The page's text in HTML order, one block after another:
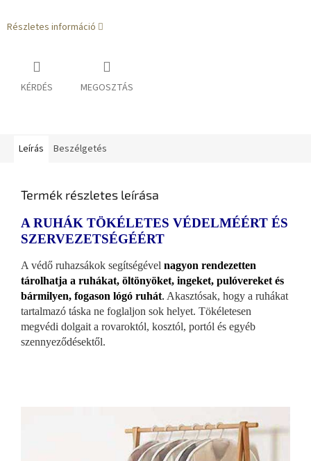
Részletes információ
KÉRDÉS MEGOSZTÁS
Leírás Beszélgetés
Termék részletes leírása
A RUHÁK TÖKÉLETES VÉDELMÉÉRT ÉS
SZERVEZETSÉGÉÉRT
A védő ruhazsákok segítségével nagyon rendezetten
tárolhatja a ruhákat, öltönyöket, ingeket, pulóvereket és
bármilyen, fogason lógó ruhát. Akasztósak, hogy a ruhákat
tartalmazó táska ne foglaljon sok helyet. Tökéletesen
megvédi dolgait a rovaroktól, kosztól, portól és egyéb
szennyeződésektől.